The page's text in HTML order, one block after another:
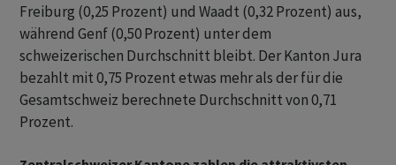
Freiburg (0,25 Prozent) und Waadt (0,32 Prozent) aus,
während Genf (0,50 Prozent) unter dem
schweizerischen Durchschnitt bleibt. Der Kanton Jura
bezahlt mit 0,75 Prozent etwas mehr als der für die
Gesamtschweiz berechnete Durchschnitt von 0,71
Prozent.